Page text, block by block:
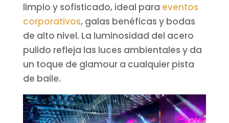
limpio y sofisticado, ideal para eventos
corporativos, galas benéficas y bodas
de alto nivel. La luminosidad del acero
pulido refleja las luces ambientales y da
un toque de glamour a cualquier pista
de baile.